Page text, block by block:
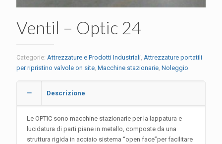
Ventil – Optic 24
Categorie: Attrezzature e Prodotti Industriali, Attrezzature portatili
per ripristino valvole on site, Macchine stazionarie, Noleggio
Descrizione
Le OPTIC sono macchine stazionarie per la lappatura e
lucidatura di parti piane in metallo, composte da una
struttura rigida in acciaio sistema “open face”per facilitare